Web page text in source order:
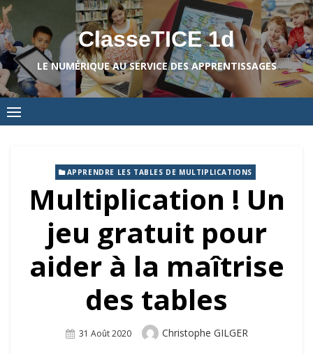
Skip
to
content
ClasseTICE 1d
LE NUMÉRIQUE AU SERVICE DES APPRENTISSAGES
APPRENDRE LES TABLES DE MULTIPLICATIONS
Multiplication ! Un
jeu gratuit pour
aider à la maîtrise
des tables
Posted
31 Août 2020 Author
Christophe GILGER